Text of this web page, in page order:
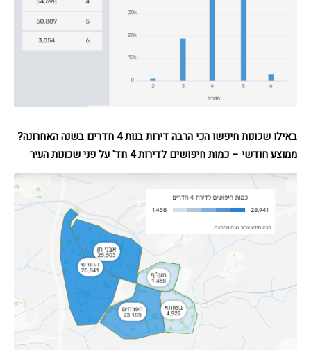
באילו שכונות חיפשו הכי הרבה דירות בנות 4 חדרים בשנה האחרונה
?
ממוצע חודשי – כמות חיפושים לדירות 4 חד' על פני שכונות העיר